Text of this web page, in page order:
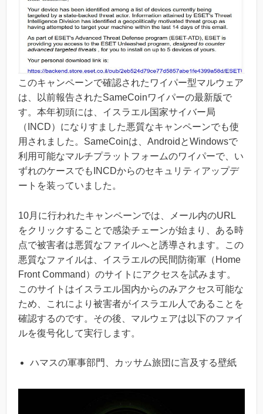
このキャンペーンで確認されたワイパー型マルウェア
は、以前報告されたSameCoinワイパーの最新版で
す。本年初頭には、イスラエル国家サイバー局
（INCD）になりすました悪質なキャンペーンでも使
用されました。SameCoinは、AndroidとWindowsで
利用可能なマルチプラットフォームのワイパーで、い
ずれのケースでもINCDからのセキュリティアップデ
ートを装っていました。
10月に行われたキャンペーンでは、メール内のURL
をクリックすることで感染チェーンが始まり、ある時
点で被害者は悪質なファイルへと誘導されます。この
悪質なファイルは、イスラエルの民間防衛軍（Home
Front Command）のサイトにアクセスを試みます。
このサイトはイスラエル国内からのみアクセス可能な
ため、これにより被害者がイスラエル人であることを
確認するのです。その後、マルウェアは以下のファイ
ルを復号化して実行します。
ハマスの軍事部門、カッサム旅団に言及する壁紙